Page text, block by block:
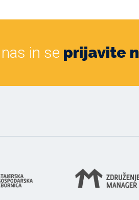
in se prijavite